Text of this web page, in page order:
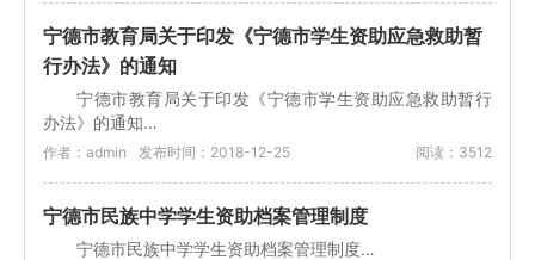
宁德市教育局关于印发《宁德市学生资助应急救助暂
行办法》的通知
宁德市教育局关于印发《宁德市学生资助应急救助暂行
办法》的通知…
作者：admin 发布时间：2018-12-25 阅读：3512
宁德市民族中学学生资助档案管理制度
宁德市民族中学学生资助档案管理制度…